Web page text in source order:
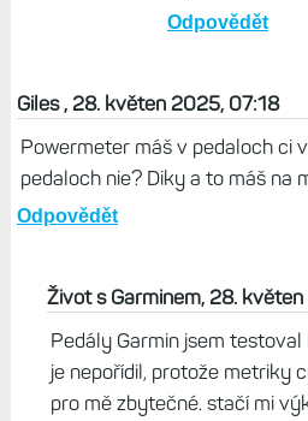
Odpovědět
Giles , 28. květen 2025, 07:18
Powermeter máš v pedaloch ci
pedaloch nie? Diky a to máš na
Odpovědět
Život s Garminem, 28.
Pedály Garmin jsem
je nepořídil, protože metriky
pro mě zbytečné. stačí mi